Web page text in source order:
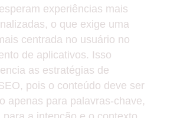
experiências mais
o que exige uma
centrada no usuário no
de aplicativos. Isso
as estratégias de
pois o conteúdo deve ser
apenas para palavras-chave,